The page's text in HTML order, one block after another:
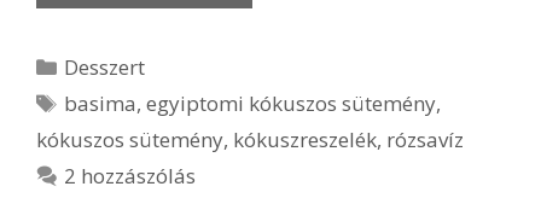
Kategória
Desszert
Címkék
basima,egyiptomi kókuszos sütemény,
kókuszos sütemény, kókuszreszelék, rózsavíz
2 hozzászólás